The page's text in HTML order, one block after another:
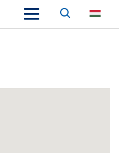
Keresés